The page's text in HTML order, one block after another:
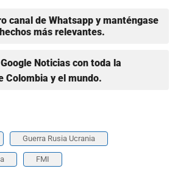
canal de Whatsapp y manténgase
más relevantes.
Noticias con toda la
Colombia y el mundo.
Guerra Rusia Ucrania
FMI